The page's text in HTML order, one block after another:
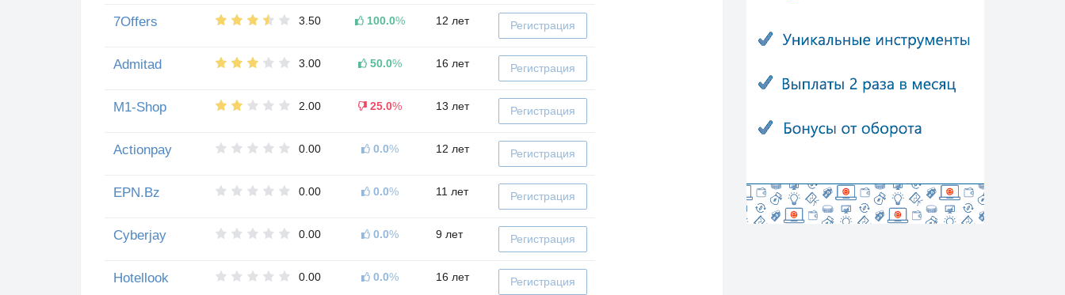
7Offers 3.50 100.0% 12 лет Регистрация
Admitad 3.00 50.0% 16 лет Регистрация
M1-Shop 2.00 25.0% 13 лет Регистрация
Actionpay 0.00 0.0% 12 лет Регистрация
EPN.Bz 0.00 0.0% 11 лет Регистрация
Cyberjay 0.00 0.0% 9 лет Регистрация
Hotellook 0.00 0.0% 16 лет Регистрация